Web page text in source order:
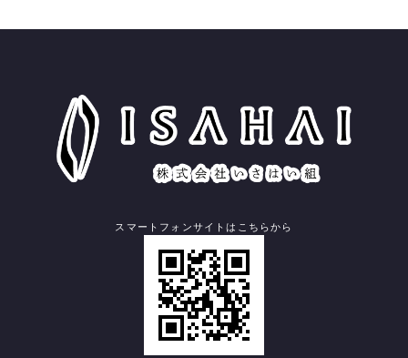
スマートフォンサイトはこちらから